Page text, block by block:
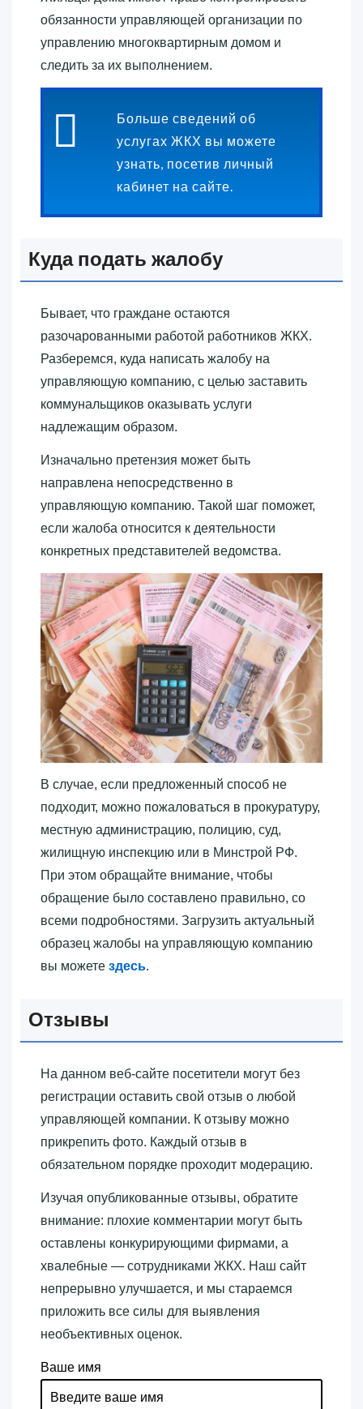
обязанности управляющей организации по
управлению многоквартирным домом и
следить за их выполнением.
Больше сведений об
услугах ЖКХ вы можете
узнать, посетив личный
кабинет на сайте.
Куда подать жалобу
Бывает, что граждане остаются
разочарованными работой работников ЖКХ.
Разберемся, куда написать жалобу на
управляющую компанию, с целью заставить
коммунальщиков оказывать услуги
надлежащим образом.
Изначально претензия может быть
направлена непосредственно в
управляющую компанию. Такой шаг поможет,
если жалоба относится к деятельности
конкретных представителей ведомства.
В случае, если предложенный способ не
подходит, можно пожаловаться в прокуратуру,
местную администрацию, полицию, суд,
жилищную инспекцию или в Минстрой РФ.
При этом обращайте внимание, чтобы
обращение было составлено правильно, со
всеми подробностями. Загрузить актуальный
образец жалобы на управляющую компанию
вы можете здесь.
Отзывы
На данном веб-сайте посетители могут без
регистрации оставить свой отзыв о любой
управляющей компании. К отзыву можно
прикрепить фото. Каждый отзыв в
обязательном порядке проходит модерацию.
Изучая опубликованные отзывы, обратите
внимание: плохие комментарии могут быть
оставлены конкурирующими фирмами, а
хвалебные — сотрудниками ЖКХ. Наш сайт
непрерывно улучшается, и мы стараемся
приложить все силы для выявления
необъективных оценок.
Ваше имя